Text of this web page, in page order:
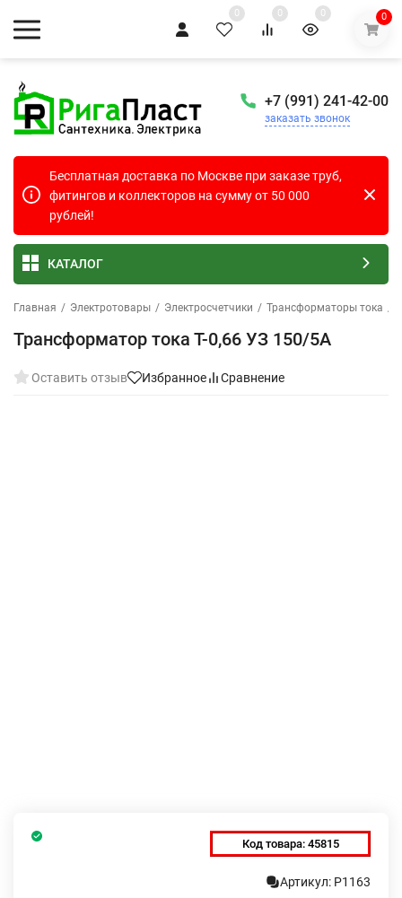
0 0 0 0
+7 (991) 241-42-00
заказать звонок
Бесплатная доставка по Москве при заказе труб,
фитингов и коллекторов на сумму от 50 000
рублей!
КАТАЛОГ
Главная / Электротовары / Электросчетчики / Трансформаторы тока /
Трансформатор тока Т-0,66 УЗ 150/5А
Оставить отзыв Избранное Сравнение
Код товара: 45815
Артикул: P1163